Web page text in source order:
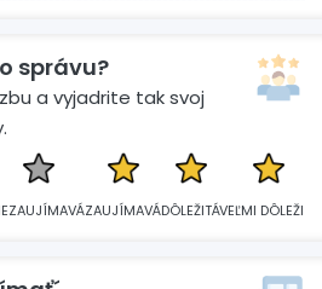
správu?
a vyjadrite tak svoj
ZAUJÍMAVÁDÔLEŽITÁVEĽMI DÔLEŽITÁ